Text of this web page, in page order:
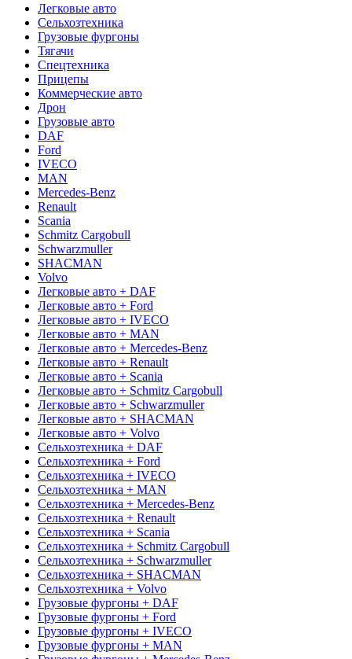
Легковые авто
Сельхозтехника
Грузовые фургоны
Тягачи
Спецтехника
Прицепы
Коммерческие авто
Дрон
Грузовые авто
DAF
Ford
IVECO
MAN
Mercedes-Benz
Renault
Scania
Schmitz Cargobull
Schwarzmuller
SHACMAN
Volvo
Легковые авто + DAF
Легковые авто + Ford
Легковые авто + IVECO
Легковые авто + MAN
Легковые авто + Mercedes-Benz
Легковые авто + Renault
Легковые авто + Scania
Легковые авто + Schmitz Cargobull
Легковые авто + Schwarzmuller
Легковые авто + SHACMAN
Легковые авто + Volvo
Сельхозтехника + DAF
Сельхозтехника + Ford
Сельхозтехника + IVECO
Сельхозтехника + MAN
Сельхозтехника + Mercedes-Benz
Сельхозтехника + Renault
Сельхозтехника + Scania
Сельхозтехника + Schmitz Cargobull
Сельхозтехника + Schwarzmuller
Сельхозтехника + SHACMAN
Сельхозтехника + Volvo
Грузовые фургоны + DAF
Грузовые фургоны + Ford
Грузовые фургоны + IVECO
Грузовые фургоны + MAN